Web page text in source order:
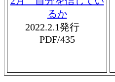
るか
2022.2.1発行
PDF/435